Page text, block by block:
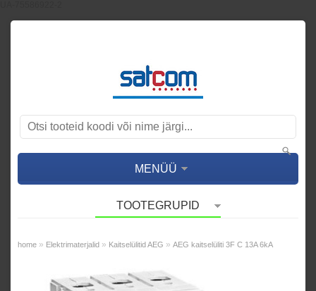
MENÜÜ
TOOTEGRUPID
home » Elektrimaterjalid » Kaitselülitid AEG » AEG kaitselüliti 3F C 13A 6kA